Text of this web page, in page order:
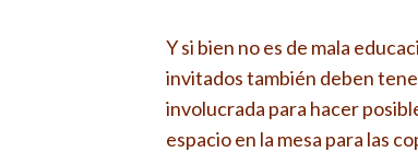
Y si bien no es de mala
invitados también deben
involucrada para hacer
espacio en la mesa para las